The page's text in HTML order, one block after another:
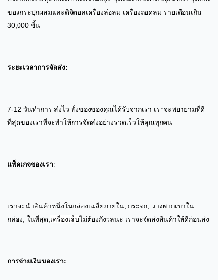
ของกระปุกผสมและดิจิตอลเครื่องล่อลม เครื่องถอดลม รายเดือนเกิน
30,000 ชิ้น
ระยะเวลาการจัดส่ง:
7-12 วันทําการ ส่งไว สั่งของของคุณได้รับจากเรา เราจะพยายามที่ดี
ที่สุดของเราที่จะทําให้การจัดส่งอย่างรวดเร็วให้คุณทุกคน
แพ็คเกจของเรา:
เราจะนําสินค้าหนึ่งในกล่องเฉลี่ยภายใน, กระจก, วางพวกเขาใน
กล่อง, ในที่สุด, เครื่องเล็บไม่ต้องกังวลนะ เราจะจัดส่งสินค้าให้ดีก่อนส่ง
การจ่ายเงินของเรา: